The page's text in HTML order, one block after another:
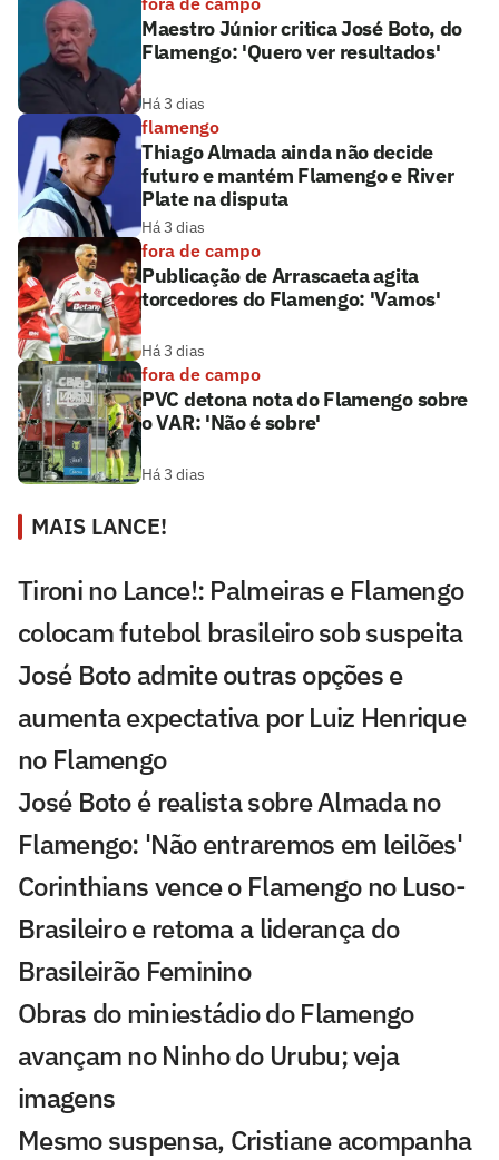
Maestro Júnior critica José Boto, do
Flamengo: 'Quero ver resultados'
Há 3 dias
flamengo
Thiago Almada ainda não decide
futuro e mantém Flamengo e River
Plate na disputa
Há 3 dias
fora de campo
Publicação de Arrascaeta agita
torcedores do Flamengo: 'Vamos'
Há 3 dias
fora de campo
PVC detona nota do Flamengo sobre
o VAR: 'Não é sobre'
Há 3 dias
MAIS LANCE!
Tironi no Lance!: Palmeiras e Flamengo
colocam futebol brasileiro sob suspeita
José Boto admite outras opções e
aumenta expectativa por Luiz Henrique
no Flamengo
José Boto é realista sobre Almada no
Flamengo: 'Não entraremos em leilões'
Corinthians vence o Flamengo no Luso-
Brasileiro e retoma a liderança do
Brasileirão Feminino
Obras do miniestádio do Flamengo
avançam no Ninho do Urubu; veja
imagens
Mesmo suspensa, Cristiane acompanha